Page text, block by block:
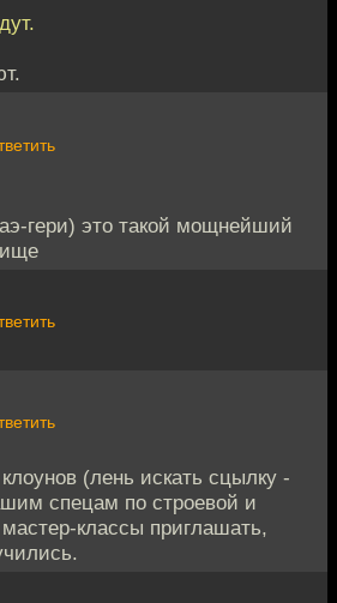
гери) это такой мощнейший
(лень искать сцылку -
спецам по строевой и
классы приглашать,